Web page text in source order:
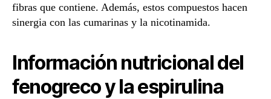
fibras que contiene. Además, estos compuestos hacen
sinergia con las cumarinas y la nicotinamida.
Información nutricional del
fenogreco y la espirulina